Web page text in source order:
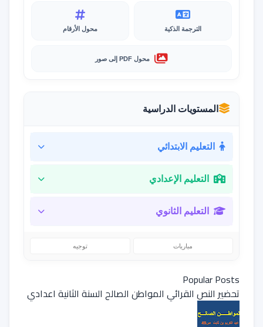
الترجمة الذكية محول الأرقام
محول PDF إلى صور
المستويات الدراسية
التعليم الابتدائي
التعليم الإعدادي
التعليم الثانوي
مباريات توجيه
Popular Posts
تحضير النص القرائي المواطن الصالح السنة الثانية اعدادي